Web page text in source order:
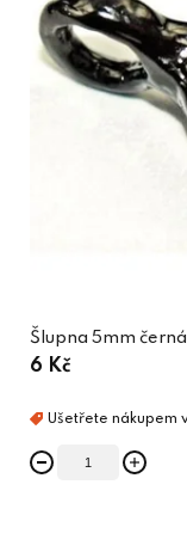
Šlupna 5mm černá
6 Kč